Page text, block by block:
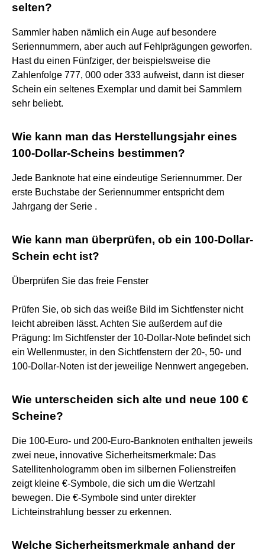
selten?
Sammler haben nämlich ein Auge auf besondere
Seriennummern, aber auch auf Fehlprägungen geworfen.
Hast du einen Fünfziger, der beispielsweise die
Zahlenfolge 777, 000 oder 333 aufweist, dann ist dieser
Schein ein seltenes Exemplar und damit bei Sammlern
sehr beliebt.
Wie kann man das Herstellungsjahr eines
100-Dollar-Scheins bestimmen?
Jede Banknote hat eine eindeutige Seriennummer. Der
erste Buchstabe der Seriennummer entspricht dem
Jahrgang der Serie .
Wie kann man überprüfen, ob ein 100-Dollar-
Schein echt ist?
Überprüfen Sie das freie Fenster
Prüfen Sie, ob sich das weiße Bild im Sichtfenster nicht
leicht abreiben lässt. Achten Sie außerdem auf die
Prägung: Im Sichtfenster der 10-Dollar-Note befindet sich
ein Wellenmuster, in den Sichtfenstern der 20-, 50- und
100-Dollar-Noten ist der jeweilige Nennwert angegeben.
Wie unterscheiden sich alte und neue 100 €
Scheine?
Die 100-Euro- und 200-Euro-Banknoten enthalten jeweils
zwei neue, innovative Sicherheitsmerkmale: Das
Satellitenhologramm oben im silbernen Folienstreifen
zeigt kleine €-Symbole, die sich um die Wertzahl
bewegen. Die €-Symbole sind unter direkter
Lichteinstrahlung besser zu erkennen.
Welche Sicherheitsmerkmale anhand der